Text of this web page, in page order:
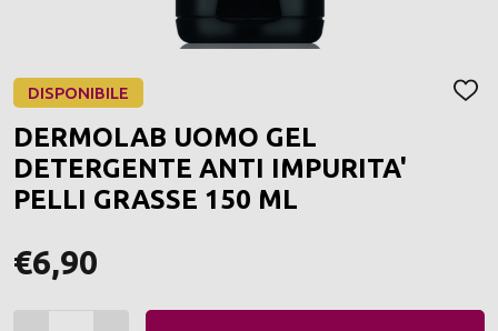
DISPONIBILE
DERMOLAB UOMO GEL
DETERGENTE ANTI IMPURITA'
PELLI GRASSE 150 ML
€6,90